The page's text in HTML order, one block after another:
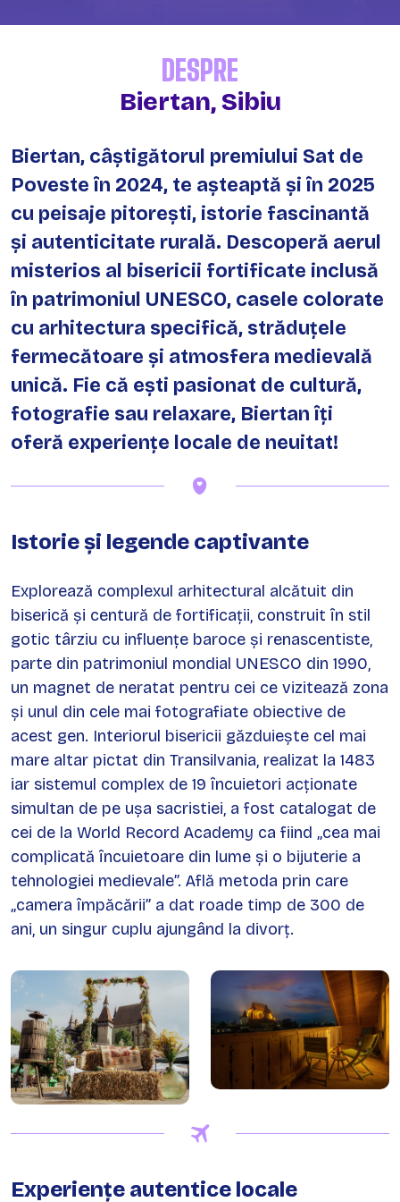
DESPRE
Biertan, Sibiu
Biertan, câștigătorul premiului Sat de
Poveste în 2024, te așteaptă și în 2025
cu peisaje pitorești, istorie fascinantă
și autenticitate rurală. Descoperă aerul
misterios al bisericii fortificate inclusă
în patrimoniul UNESCO, casele colorate
cu arhitectura specifică, străduțele
fermecătoare și atmosfera medievală
unică. Fie că ești pasionat de cultură,
fotografie sau relaxare, Biertan îți
oferă experiențe locale de neuitat!
Istorie și legende captivante
Explorează complexul arhitectural alcătuit din
biserică și centură de fortificații, construit în stil
gotic târziu cu influențe baroce și renascentiste,
parte din patrimoniul mondial UNESCO din 1990,
un magnet de neratat pentru cei ce vizitează zona
și unul din cele mai fotografiate obiective de
acest gen. Interiorul bisericii găzduiește cel mai
mare altar pictat din Transilvania, realizat la 1483
iar sistemul complex de 19 încuietori acționate
simultan de pe ușa sacristiei, a fost catalogat de
cei de la World Record Academy ca fiind „cea mai
complicată încuietoare din lume și o bijuterie a
tehnologiei medievale”. Află metoda prin care
„camera împăcării” a dat roade timp de 300 de
ani, un singur cuplu ajungând la divorț.
Experiențe autentice locale